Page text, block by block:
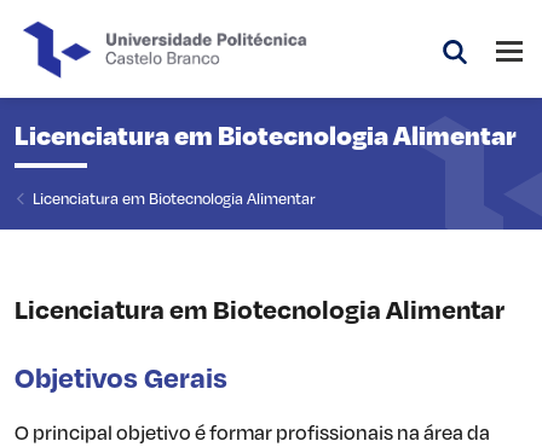
Licenciatura em Biotecnologia Alimentar
Licenciatura em Biotecnologia Alimentar
Licenciatura em Biotecnologia Alimentar
Objetivos Gerais
O principal objetivo é formar profissionais na área da